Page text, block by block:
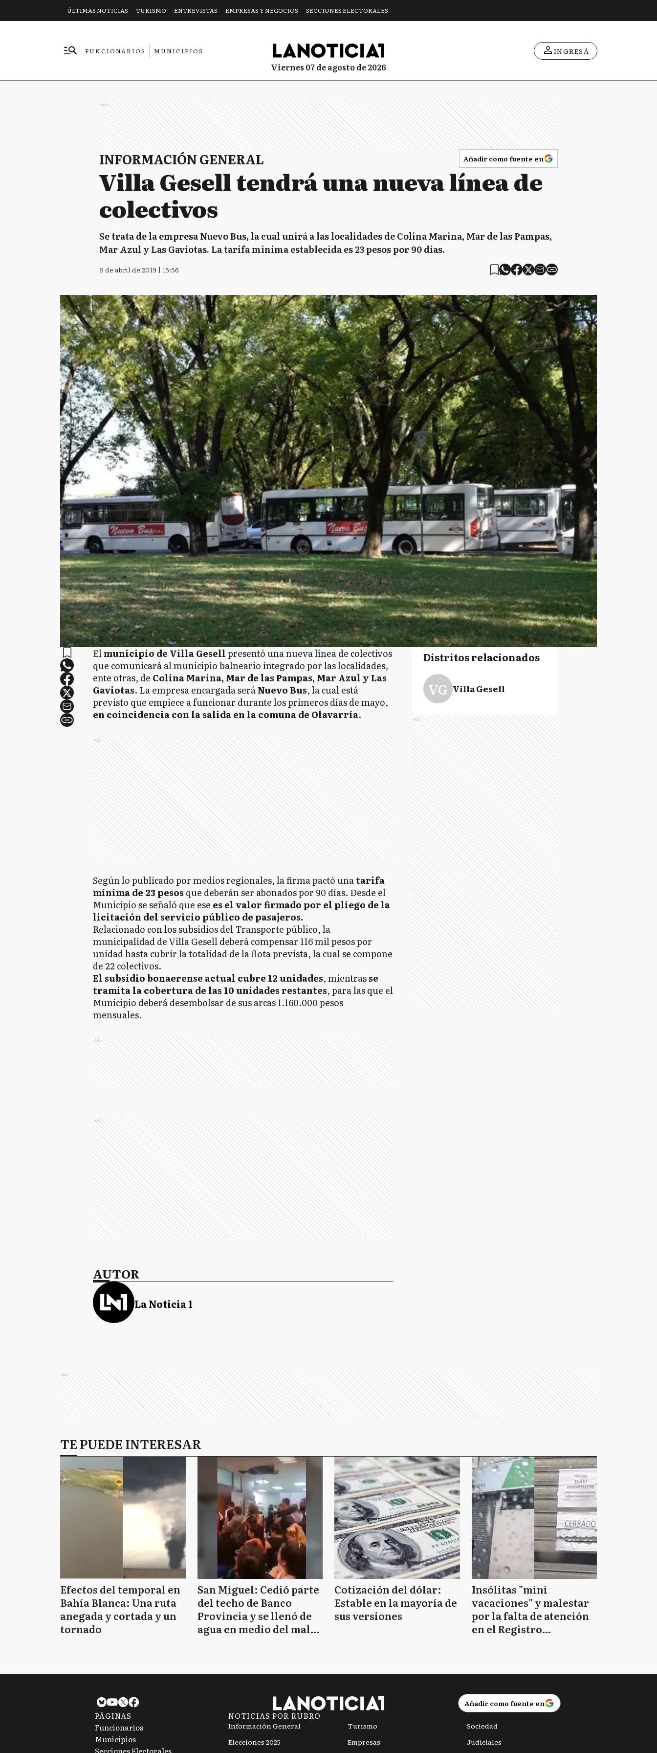
ÚLTIMAS NOTICIAS TURISMO ENTREVISTAS EMPRESAS Y NEGOCIOS SECCIONES ELECTORALES
FUNCIONARIOS
MUNICIPIOS
viernes 07 de agosto de 2026
INGRESÁ
Ads
INFORMACIÓN GENERAL Añadir como fuente en
Villa Gesell tendrá una nueva línea de
colectivos
Se trata de la empresa Nuevo Bus, la cual unirá a las localidades de Colina Marina, Mar de las Pampas,
Mar Azul y Las Gaviotas. La tarifa mínima establecida es 23 pesos por 90 días.
8 de abril de 2019 | 15:56
Elmunicipio de Villa Gesellpresentó una nueva línea de colectivos
que comunicará al municipio balneario integrado por las localidades,
ente otras, de Colina Marina, Mar de las Pampas, Mar Azul y Las
Gaviotas. La empresa encargada seráNuevo Bus, la cual está
previsto que empiece a funcionar durante los primeros días de mayo,
en coincidencia con la salida en la comuna de Olavarría.
Ads
Según lo publicado por medios regionales, la firma pactó unatarifa
mínima de 23 pesos que deberán ser abonados por 90 días. Desde el
Municipio se señaló que ese es el valor firmado por el pliego de la
licitación del servicio público de pasajeros.
Relacionado con los subsidios del Transporte público, la
municipalidad de Villa Gesell deberá compensar 116 mil pesos por
unidad hasta cubrir la totalidad de la flota prevista, la cual se compone
de 22 colectivos.
El subsidio bonaerense actual cubre 12 unidades, mientrasse
tramita la cobertura de las 10 unidades restantes, para las que el
Municipio deberá desembolsar de sus arcas 1.160.000 pesos
mensuales.
Ads
Ads
AUTOR
La Noticia 1
Distritos relacionados
VG Villa Gesell
Ads
Ads
TE PUEDE INTERESAR
Efectos del temporal en
Bahía Blanca: Una ruta
anegada y cortada y un
tornado
San Miguel: Cedió parte
del techo de Banco
Provincia y se llenó de
agua en medio del mal
Cotización del dólar:
Estable en la mayoría de
sus versiones
Insólitas "mini
vacaciones" y malestar
por la falta de atención
en el Registro
Añadir como fuente en
PÁGINAS
Funcionarios
Municipios
NOTICIAS POR RUBRO
Información General
Elecciones 2025
Turismo
Empresas
Sociedad
Judiciales